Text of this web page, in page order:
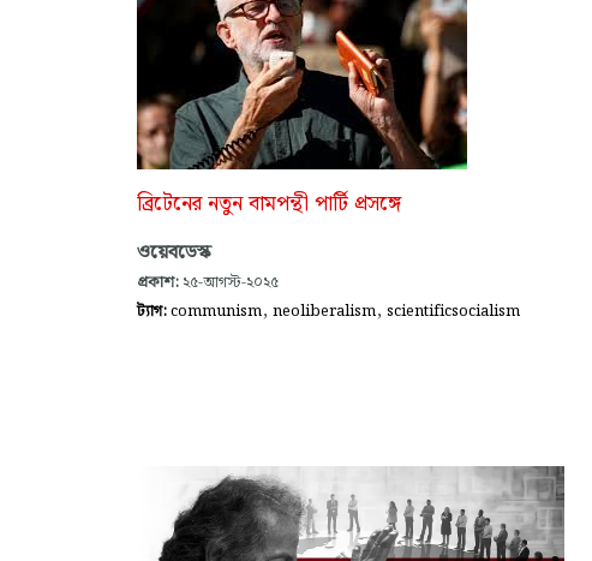
ব্রিটেনের নতুন বামপন্থী পার্টি প্রসঙ্গে
ওয়েবডেস্ক
প্রকাশ: ২৫-আগস্ট-২০২৫
ট্যাগ:communism, neoliberalism, scientificsocialism